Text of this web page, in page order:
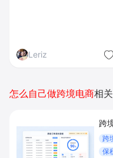
Leriz
怎么自己做跨境电商相
跨
跨
保